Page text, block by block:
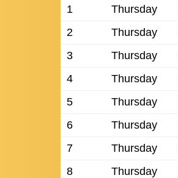
1 Thursday
2
Thursday
3
Thursday
4
Thursday
5
Thursday
6
Thursday
7
Thursday
8
Thursday